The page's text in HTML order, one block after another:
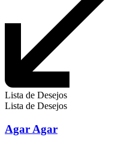
Lista de Desejos
Lista de Desejos
Agar Agar